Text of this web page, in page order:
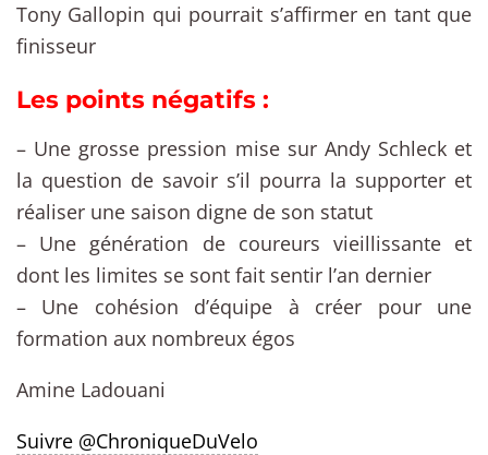
Tony Gallopin qui pourrait s’affirmer en tant que
finisseur
Les points négatifs :
– Une grosse pression mise sur Andy Schleck et
la question de savoir s’il pourra la supporter et
réaliser une saison digne de son statut
– Une génération de coureurs vieillissante et
dont les limites se sont fait sentir l’an dernier
– Une cohésion d’équipe à créer pour une
formation aux nombreux égos
Amine Ladouani
Suivre @ChroniqueDuVelo